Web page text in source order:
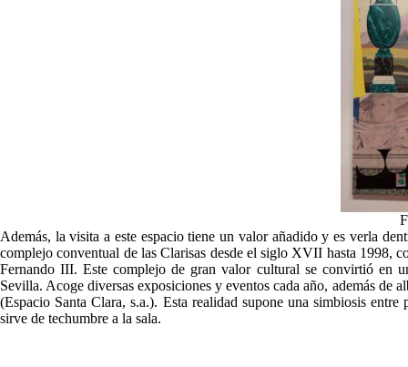
Además, la visita a este espacio tiene un valor añadido y es verla
complejo conventual de las Clarisas desde el siglo XVII hasta 1998,
Fernando III. Este complejo de gran valor cultural se convirtió en
Sevilla. Acoge diversas exposiciones y eventos cada año, además de
(Espacio Santa Clara, s.a.). Esta realidad supone una simbiosis
sirve de techumbre a la sala.